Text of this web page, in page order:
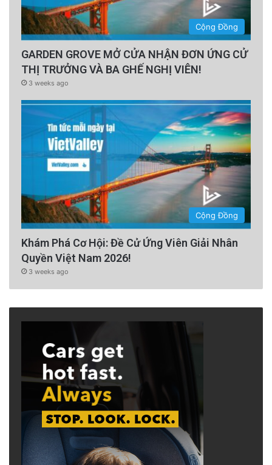
Cộng Đồng
GARDEN GROVE MỞ CỬA NHẬN ĐƠN ỨNG CỬ
THỊ TRƯỞNG VÀ BA GHẾ NGHỊ VIÊN!
3 weeks ago
Cộng Đồng
Khám Phá Cơ Hội: Đề Cử Ứng Viên Giải Nhân
Quyền Việt Nam 2026!
3 weeks ago